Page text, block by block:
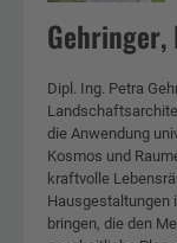
Gehringer,
Dipl. Ing. Petra
die Anwendung
Kosmos und
kraftvolle
Hausgestaltungen
bringen, die den